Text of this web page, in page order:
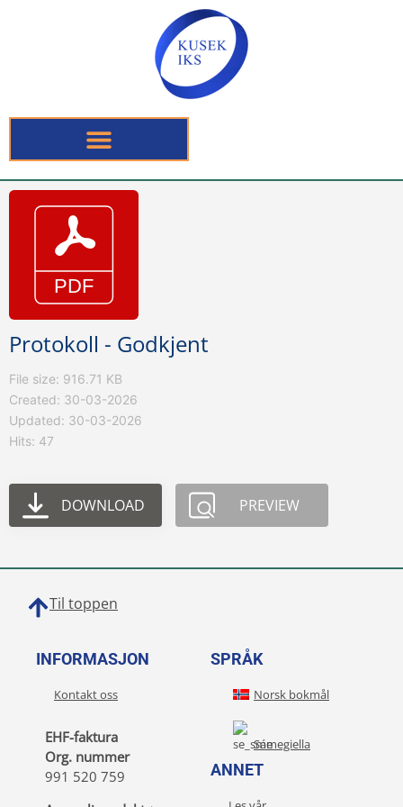
Protokoll - Godkjent
File size: 916.71 KB
Created: 30-03-2026
Updated: 30-03-2026
Hits: 47
DOWNLOAD PREVIEW
Til toppen
INFORMASJON
Kontakt oss
EHF-faktura
Org. nummer
991 520 759
SPRÅK
Norsk bokmål
Sámegiella
ANNET